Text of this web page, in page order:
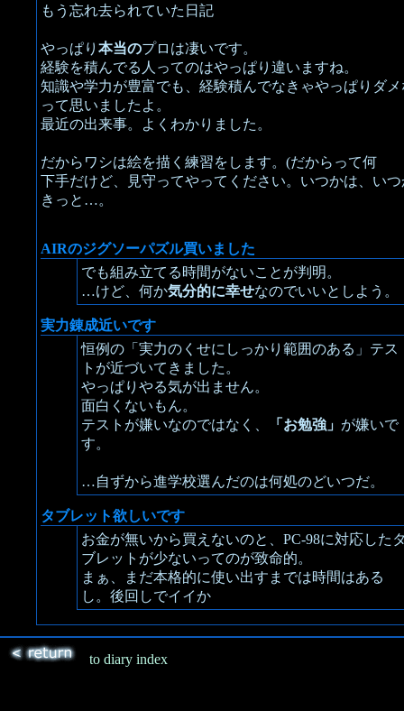
もう忘れ去られていた日記
やっぱり 本当のプロは凄いです。
経験を積んでる人ってのはやっぱり違いますね。
知識や学力が豊富でも、経験積んでなきゃやっぱりダ
って思いましたよ。
最近の出来事。よくわかりました。
だからワシは絵を描く練習をします。(だからって何
下手だけど、見守ってやってください。いつかは、い
きっと…。
AIRのジグソーパズル買いました
でも組み立てる時間がないことが判明。
…けど、何か気分的に幸せなのでいいとしよう。
実力錬成近いです
恒例の「実力のくせにしっかり範囲のある」テス
トが近づいてきました。
やっぱりやる気が出ません。
面白くないもん。
テストが嫌いなのではなく、
「お勉強」 が嫌いで
す。
…自ずから進学校選んだのは何処のどいつだ。
タブレット欲しいです
お金が無いから買えないのと、PC-98に対応した
ブレットが少ないってのが致命的。
まぁ、まだ本格的に使い出すまでは時間はある
し。後回しでイイか
to diary index